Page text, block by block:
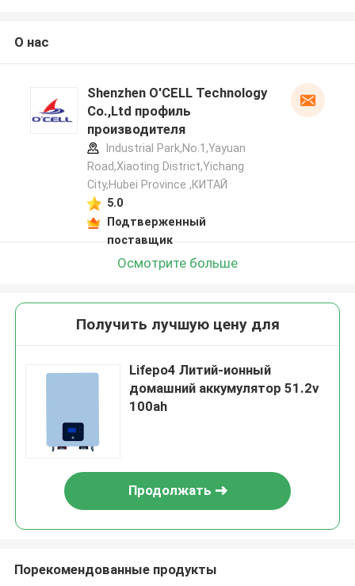
О нас
Shenzhen O'CELL Technology
Co.,Ltd профиль
производителя
Industrial Park,No.1,Yayuan
Road,Xiaoting District,Yichang
City,Hubei Province ,КИТАЙ
5.0
Подтверженный
поставщик
Осмотрите больше
Получить лучшую цену для
Lifepo4 Литий-ионный
домашний аккумулятор 51.2v
100ah
Продолжать
Порекомендованные продукты